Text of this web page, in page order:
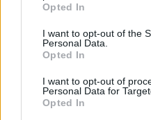
Opted In
I want to opt-out of the
Personal Data.
Opted In
I want to opt-out of
Personal Data for
Opted In
Komentuoti po šiuo
Komentuoti gali tik
Prisijunkite prie